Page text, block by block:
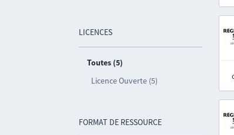
LICENCES
Toutes (5)
Licence Ouverte (5)
FORMAT DE RESSOURCE